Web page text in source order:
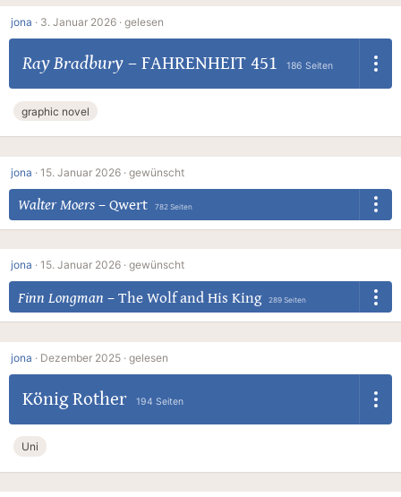
jona · 3. Januar 2026 · gelesen
Ray Bradbury– FAHRENHEIT 451 186 Seiten
graphic novel
jona · 15. Januar 2026 · gewünscht
Walter Moers – Qwert 782 Seiten
jona · 15. Januar 2026 · gewünscht
Finn Longman – The Wolf and His King 289 Seiten
jona · Dezember 2025 · gelesen
König Rother 194 Seiten
Uni